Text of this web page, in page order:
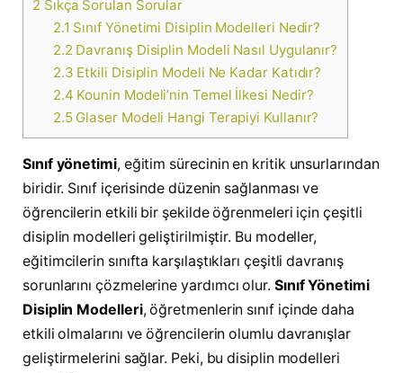
2 Sıkça Sorulan Sorular
2.1 Sınıf Yönetimi Disiplin Modelleri Nedir?
2.2 Davranış Disiplin Modeli Nasıl Uygulanır?
2.3 Etkili Disiplin Modeli Ne Kadar Katıdır?
2.4 Kounin Modeli’nin Temel İlkesi Nedir?
2.5Glaser Modeli Hangi Terapiyi Kullanır?
Sınıf yönetimi, eğitim sürecinin en kritik unsurlarından
biridir. Sınıf içerisinde düzenin sağlanması ve
öğrencilerin etkili bir şekilde öğrenmeleri için çeşitli
disiplin modelleri geliştirilmiştir. Bu modeller,
eğitimcilerin sınıfta karşılaştıkları çeşitli davranış
sorunlarını çözmelerine yardımcı olur. Sınıf Yönetimi
Disiplin Modelleri, öğretmenlerin sınıf içinde daha
etkili olmalarını ve öğrencilerin olumlu davranışlar
geliştirmelerini sağlar. Peki, bu disiplin modelleri